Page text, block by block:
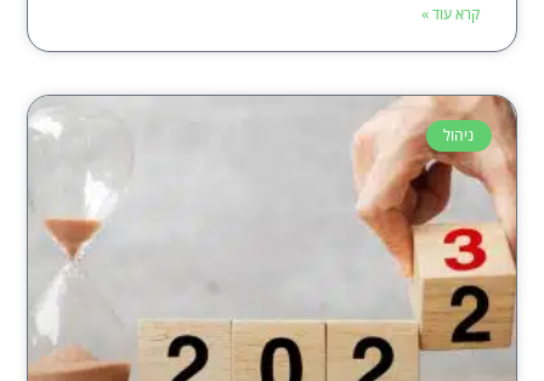
קרא עוד »
ניהול